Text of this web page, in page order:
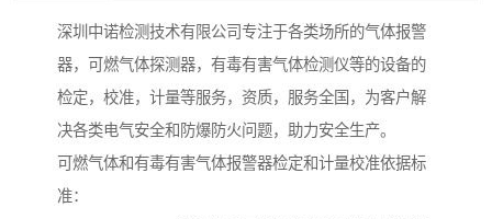
深圳中诺检测技术有限公司专注于各类场所的气体报警
器，可燃气体探测器，有毒有害气体检测仪等的设备的
检定，校准，计量等服务，资质，服务全国，为客户解
决各类电气安全和防爆防火问题，助力安全生产。
可燃气体和有毒有害气体报警器检定和计量校准依据标
准：